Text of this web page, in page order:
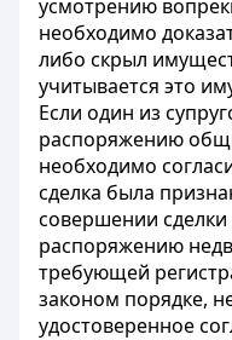
усмотрению
необходимо
либо скрыл
учитывается это
Если один из
распоряжению
необходимо
сделка была
совершении
распоряжению
требующей
законом порядке,
удостоверенное